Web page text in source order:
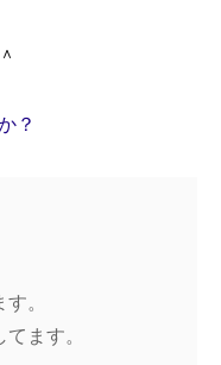
？
。
ます。